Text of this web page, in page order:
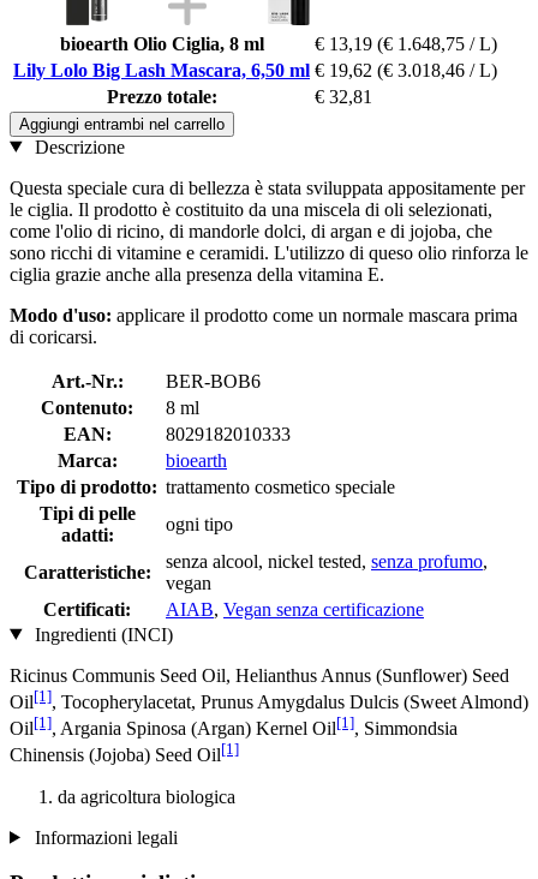
bioearth Olio Ciglia, 8 ml € 13,19 (€ 1.648,75 / L)
Lily Lolo Big Lash Mascara, 6,50 ml € 19,62 (€ 3.018,46 / L)
Prezzo totale:
€ 32,81
Aggiungi entrambi nel carrello
Descrizione
Questa speciale cura di bellezza è stata sviluppata appositamente per
le ciglia. Il prodotto è costituito da una miscela di oli selezionati,
come l'olio di ricino, di mandorle dolci, di argan e di jojoba, che
sono ricchi di vitamine e ceramidi. L'utilizzo di queso olio rinforza le
ciglia grazie anche alla presenza della vitamina E.
Modo d'uso: applicare il prodotto come un normale mascara prima
di coricarsi.
Art.-Nr.:
BER-BOB6
Contenuto:
8 ml
EAN:
8029182010333
Marca:
bioearth
Tipo di prodotto: trattamento cosmetico speciale
Tipi di pelle
adatti:
ogni tipo
Caratteristiche:
senza alcool, nickel tested, senza profumo,
vegan
Certificati:
AIAB, Vegan senza certificazione
Ingredienti (INCI)
Ricinus Communis Seed Oil, Helianthus Annus (Sunflower) Seed
Oil[1], Tocopherylacetat, Prunus Amygdalus Dulcis (Sweet Almond)
Oil[1], Argania Spinosa (Argan) Kernel Oil[1], Simmondsia
Chinensis (Jojoba) Seed Oil[1]
da agricoltura biologica
Informazioni legali